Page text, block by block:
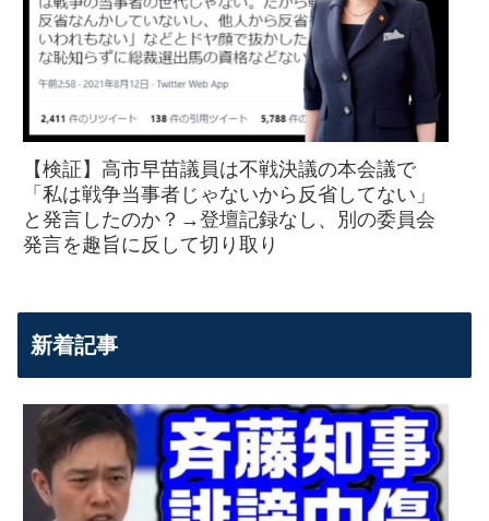
【検証】高市早苗議員は不戦決議の本会議で
「私は戦争当事者じゃないから反省してない」
と発言したのか？→登壇記録なし、別の委員会
発言を趣旨に反して切り取り
新着記事